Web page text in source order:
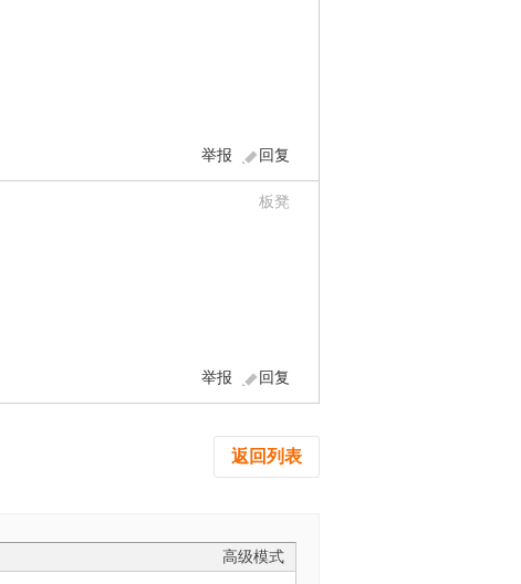
回复
举报
板凳
回复
举报
返回列表
高级模式